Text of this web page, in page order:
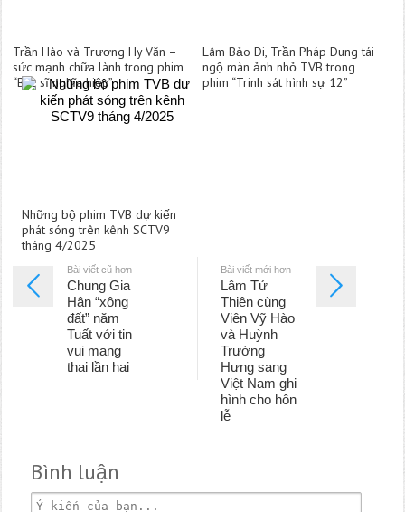
Trần Hào và Trương Hy Văn –
sức mạnh chữa lành trong phim
“Bác sĩ nghĩa hiệp”
Lâm Bảo Di, Trần Pháp Dung tái
ngộ màn ảnh nhỏ TVB trong
phim “Trinh sát hình sự 12”
Những bộ phim TVB dự kiến
phát sóng trên kênh SCTV9
tháng 4/2025
Bài viết cũ hơn
Chung Gia
Hân “xông
đất” năm
Tuất với tin
vui mang
thai lần hai
Bài viết mới hơn
Lâm Tử
Thiện cùng
Viên Vỹ Hào
và Huỳnh
Trường
Hưng sang
Việt Nam ghi
hình cho hôn
lễ
Bình luận